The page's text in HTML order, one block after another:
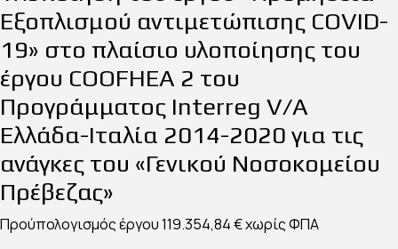
Εξοπλισμού αντιμετώπισης COVID-
19» στο πλαίσιο υλοποίησης του
έργου COOFHEA 2 του
Προγράμματος Interreg V/A
Ελλάδα-Ιταλία 2014-2020 για τις
ανάγκες του «Γενικού Νοσοκομείου
Πρέβεζας»
Προύπολογισμός έργου 119.354,84 € χωρίς ΦΠΑ